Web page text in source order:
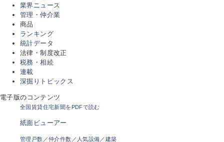
業界ニュース
管理・仲介業
商品
ランキング
統計データ
法律・制度改正
税務・相続
連載
深掘りトピックス
電子版のコンテンツ
全国賃貸住宅新聞をPDFで読む
紙面ビューアー
管理戸数／仲介件数／人気設備／建築